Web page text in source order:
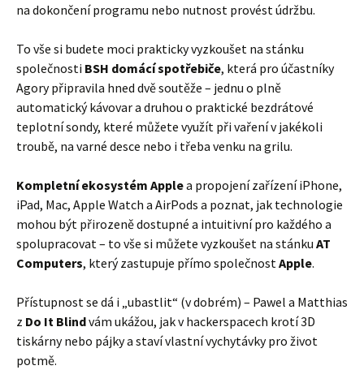
na dokončení programu nebo nutnost provést údržbu.
To vše si budete moci prakticky vyzkoušet na stánku
společnosti BSH domácí spotřebiče, která pro účastníky
Agory připravila hned dvě soutěže – jednu o plně
automatický kávovar a druhou o praktické bezdrátové
teplotní sondy, které můžete využít při vaření v jakékoli
troubě, na varné desce nebo i třeba venku na grilu.
Kompletní ekosystém Applea propojení zařízení iPhone,
iPad, Mac, Apple Watch a AirPods a poznat, jak technologie
mohou být přirozeně dostupné a intuitivní pro každého a
spolupracovat – to vše si můžete vyzkoušet na stánku AT
Computers, který zastupuje přímo společnostApple.
Přístupnost se dá i „ubastlit“ (v dobrém) – Pawel a Matthias
z Do It Blindvám ukážou, jak v hackerspacech krotí 3D
tiskárny nebo pájky a staví vlastní vychytávky pro život
potmě.